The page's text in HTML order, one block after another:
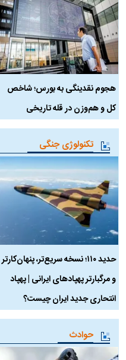
هجوم نقدینگی به بورس؛ شاخص
کل و هم‌وزن در قله تاریخی
تکنولوژی جنگی
حدید ۱۱۰؛ نسخه سریع‌تر، پنهان‌کارتر
و مرگبارتر پهپادهای ایرانی | پهپاد
انتحاری جدید ایران چیست؟
حوادث